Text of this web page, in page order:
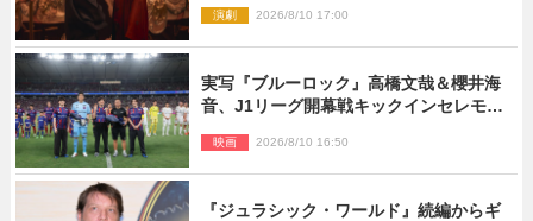
演劇 2026/8/10 17:00
実写『ブルーロック』高橋文哉＆櫻井海
音、J1リーグ開幕戦キックインセレモニ
映画 2026/8/10 16:50
『ジュラシック・ワールド』続編からギ